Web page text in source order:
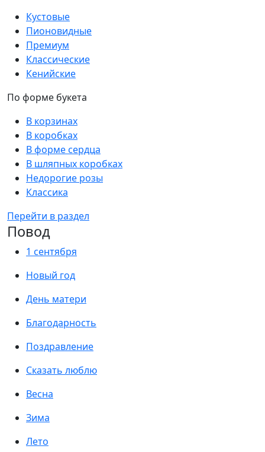
Кустовые
Пионовидные
Премиум
Классические
Кенийские
По форме букета
В корзинах
В коробках
В форме сердца
В шляпных коробках
Недорогие розы
Классика
Перейти в раздел
Повод
1 сентября
Новый год
День матери
Благодарность
Поздравление
Сказать люблю
Весна
Зима
Лето